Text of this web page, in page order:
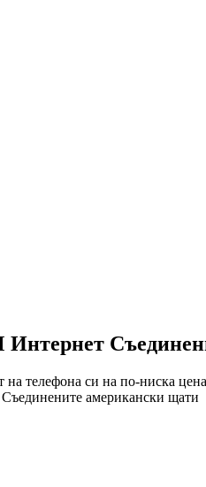
Интернет
телефона си на по-ниска
американски щати